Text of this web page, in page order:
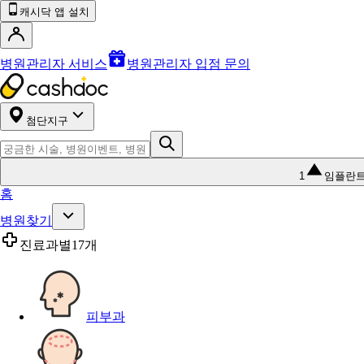
캐시닥 앱 설치
병원관리자 서비스 병원관리자 입점 문의
첨단지구
1 임플란
홈
병원찾기
진료과별17개
피부과